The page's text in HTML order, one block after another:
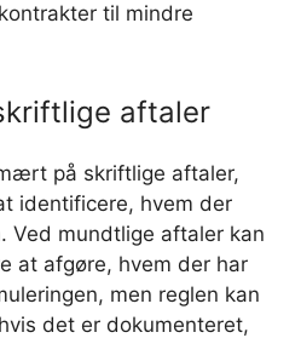
til mindre
aftaler
på skriftlige aftaler,
identificere, hvem der
Ved mundtlige aftaler kan
at afgøre, hvem der har
men reglen kan
det er dokumenteret,